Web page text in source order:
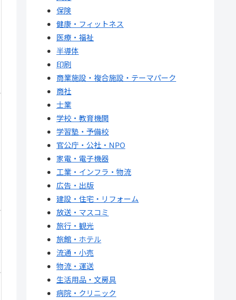
保険
健康・フィットネス
医療・福祉
半導体
印刷
商業施設・複合施設・テーマパーク
商社
士業
学校・教育機関
学習塾・予備校
官公庁・公社・NPO
家電・電子機器
工業・インフラ・物流
広告・出版
建設・住宅・リフォーム
放送・マスコミ
旅行・観光
旅館・ホテル
流通・小売
物流・運送
生活用品・文房具
病院・クリニック